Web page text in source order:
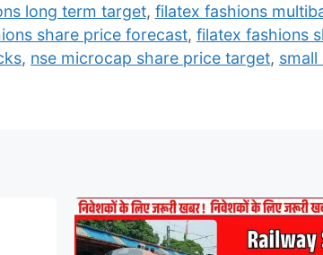
long term target, filatex fashions
share price forecast, filatex fashions
, nse microcap share price target, small